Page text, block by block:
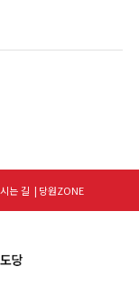
는 길 당원ZONE